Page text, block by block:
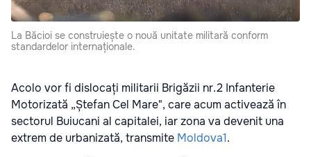
La Băcioi se construiește o nouă unitate militară conform
standardelor internaționale.
Acolo vor fi dislocați militarii Brigăzii nr.2 Infanterie
Motorizată „Ștefan Cel Mare", care acum activează în
sectorul Buiucani al capitalei, iar zona va devenit una
extrem de urbanizată, transmite Moldova1.